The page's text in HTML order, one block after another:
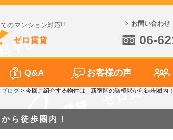
のマンション対応!! お問い合わせ
06-
Q&A お客様の声
ブログ > 今回ご紹介する物件は、新宿区の曙橋駅から徒歩圏内！
ら徒歩圏内！